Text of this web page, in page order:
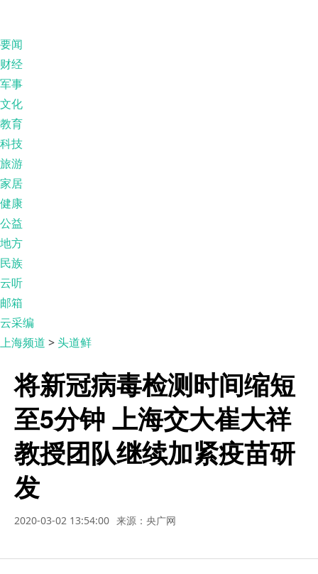
要闻
财经
军事
文化
教育
科技
旅游
家居
健康
公益
地方
民族
云听
邮箱
云采编
上海频道 >头道鲜
将新冠病毒检测时间缩短
至5分钟 上海交大崔大祥
教授团队继续加紧疫苗研
发
2020-03-02 13:54:00 来源：央广网